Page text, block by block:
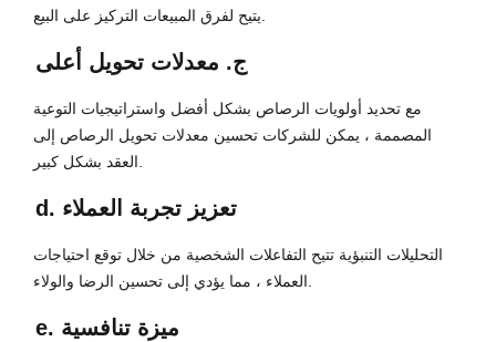
يتيح لفرق المبيعات التركيز على البيع.
ج. معدلات تحويل أعلى
مع تحديد أولويات الرصاص بشكل أفضل واستراتيجيات التوعية
المصممة ، يمكن للشركات تحسين معدلات تحويل الرصاص إلى
العقد بشكل كبير.
d. تعزيز تجربة العملاء
التحليلات التنبؤية تتيح التفاعلات الشخصية من خلال توقع احتياجات
العملاء ، مما يؤدي إلى تحسين الرضا والولاء.
e. ميزة تنافسية